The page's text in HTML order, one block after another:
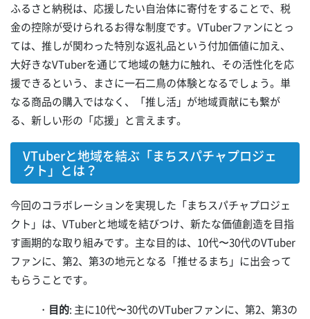
ふるさと納税は、応援したい自治体に寄付をすることで、税
金の控除が受けられるお得な制度です。VTuberファンにとっ
ては、推しが関わった特別な返礼品という付加価値に加え、
大好きなVTuberを通じて地域の魅力に触れ、その活性化を応
援できるという、まさに一石二鳥の体験となるでしょう。単
なる商品の購入ではなく、「推し活」が地域貢献にも繋が
る、新しい形の「応援」と言えます。
VTuberと地域を結ぶ「まちスパチャプロジェ
クト」とは？
今回のコラボレーションを実現した「まちスパチャプロジェ
クト」は、VTuberと地域を結びつけ、新たな価値創造を目指
す画期的な取り組みです。主な目的は、10代〜30代のVTuber
ファンに、第2、第3の地元となる「推せるまち」に出会って
もらうことです。
・ 目的: 主に10代〜30代のVTuberファンに、第2、第3の